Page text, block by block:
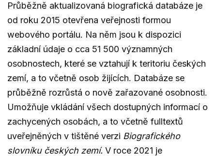
Průběžně aktualizovaná biografická databáze je
od roku 2015 otevřena veřejnosti formou
webového portálu. Na něm jsou k dispozici
základní údaje o cca 51 500 významných
osobnostech, které se vztahují k teritoriu českých
zemí, a to včetně osob žijících. Databáze se
průběžně rozrůstá o nově zařazované osobnosti.
Umožňuje vkládání všech dostupných informací o
zachycených osobách, a to včetně fulltextů
uveřejněných v tištěné verzi Biografického
slovníku českých zemí. V roce 2021 je